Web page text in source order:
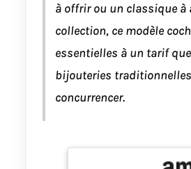
à offrir ou un classique à
collection, ce modèle
essentielles à un tarif
bijouteries
concurrencer.